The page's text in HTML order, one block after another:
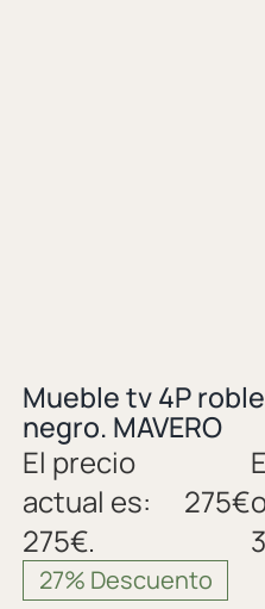
Mueble tv 4P
negro. MAVERO
275€
El precio
actual es:
275€.
27% Descuento